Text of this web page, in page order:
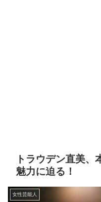
トラウデン直美
魅力に迫る！
女性芸能人